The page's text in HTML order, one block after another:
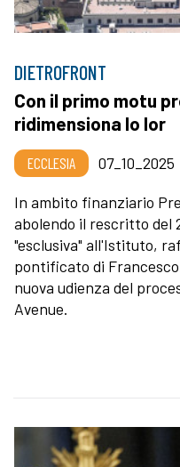
DIETROFRONT
Con il primo motu
ridimensiona lo Ior
ECCLESIA 07_10_2025
In ambito finanziario
abolendo il rescritto del
"esclusiva" all'Istituto,
pontificato di
nuova udienza del
Avenue.